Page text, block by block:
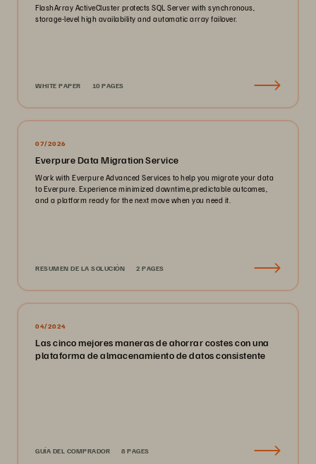
FlashArray ActiveCluster protects SQL Server with synchronous,
storage-level high availability and automatic array failover.
WHITE PAPER 10 PAGES
07/2026
Everpure Data Migration Service
Work with Everpure Advanced Services to help you migrate your data
to Everpure. Experience minimized downtime,predictable outcomes,
and a platform ready for the next move when you need it.
RESUMEN DE LA SOLUCIÓN 2 PAGES
04/2024
Las cinco mejores maneras de ahorrar costes con una
plataforma de almacenamiento de datos consistente
GUÍA DEL COMPRADOR 8 PAGES